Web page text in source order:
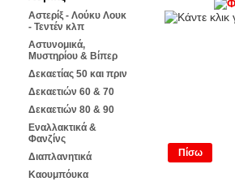
Πίσω
Αστερίξ - Λούκυ Λουκ
- Τεντέν κλπ
Αστυνομικά,
Μυστηρίου & Βίπερ
Δεκαετίας 50 και πριν
Δεκαετιών 60 & 70
Δεκαετιών 80 & 90
Εναλλακτικά &
Φανζίνς
Διαπλανητικά
Καουμπόυκα